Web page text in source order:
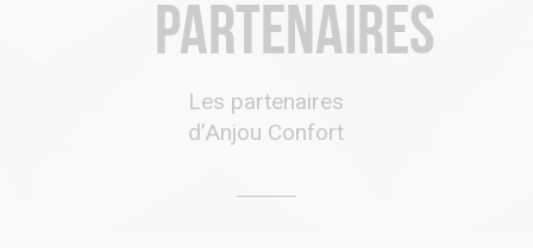
partenaires
Les partenaires
d’Anjou Confort